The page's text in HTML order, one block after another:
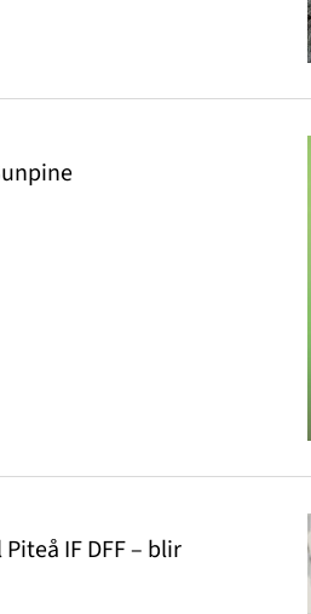
IF DFF – blir